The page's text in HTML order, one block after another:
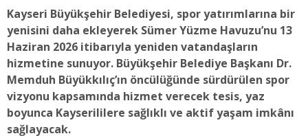
Kayseri Büyükşehir Belediyesi, spor yatırımlarına bir
yenisini daha ekleyerek Sümer Yüzme Havuzu’nu 13
Haziran 2026 itibarıyla yeniden vatandaşların
hizmetine sunuyor. Büyükşehir Belediye Başkanı Dr.
Memduh Büyükkılıç’ın öncülüğünde sürdürülen spor
vizyonu kapsamında hizmet verecek tesis, yaz
boyunca Kayserililere sağlıklı ve aktif yaşam imkânı
sağlayacak.